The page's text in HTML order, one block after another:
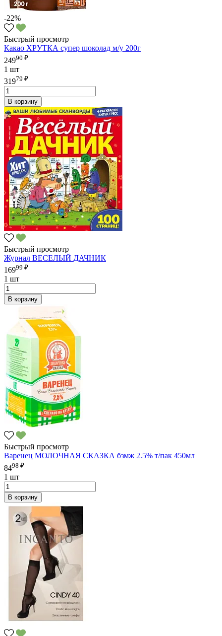
-22%
Быстрый просмотр
Какао ХРУТКА супер шоколад м/у 200г
24990 ₽
1 шт
31979 ₽
В корзину
Быстрый просмотр
Журнал ВЕСЕЛЫЙ ДАЧНИК
16999 ₽
1 шт
В корзину
Быстрый просмотр
Варенец МОЛОЧНАЯ СКАЗКА бзмж 2.5% т/пак 450мл
8498 ₽
1 шт
В корзину